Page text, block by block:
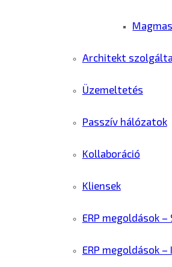
Architekt
Üzemeltetés
Passzív hálózatok
Kollaboráció
Kliensek
ERP megoldások –
ERP megoldások